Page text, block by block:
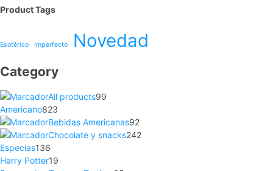
Product Tags
Esotérico Imperfecto Novedad
Category
All products99
Americano823
Bebidas Americanas92
Chocolate y snacks242
Especias136
Harry Potter19